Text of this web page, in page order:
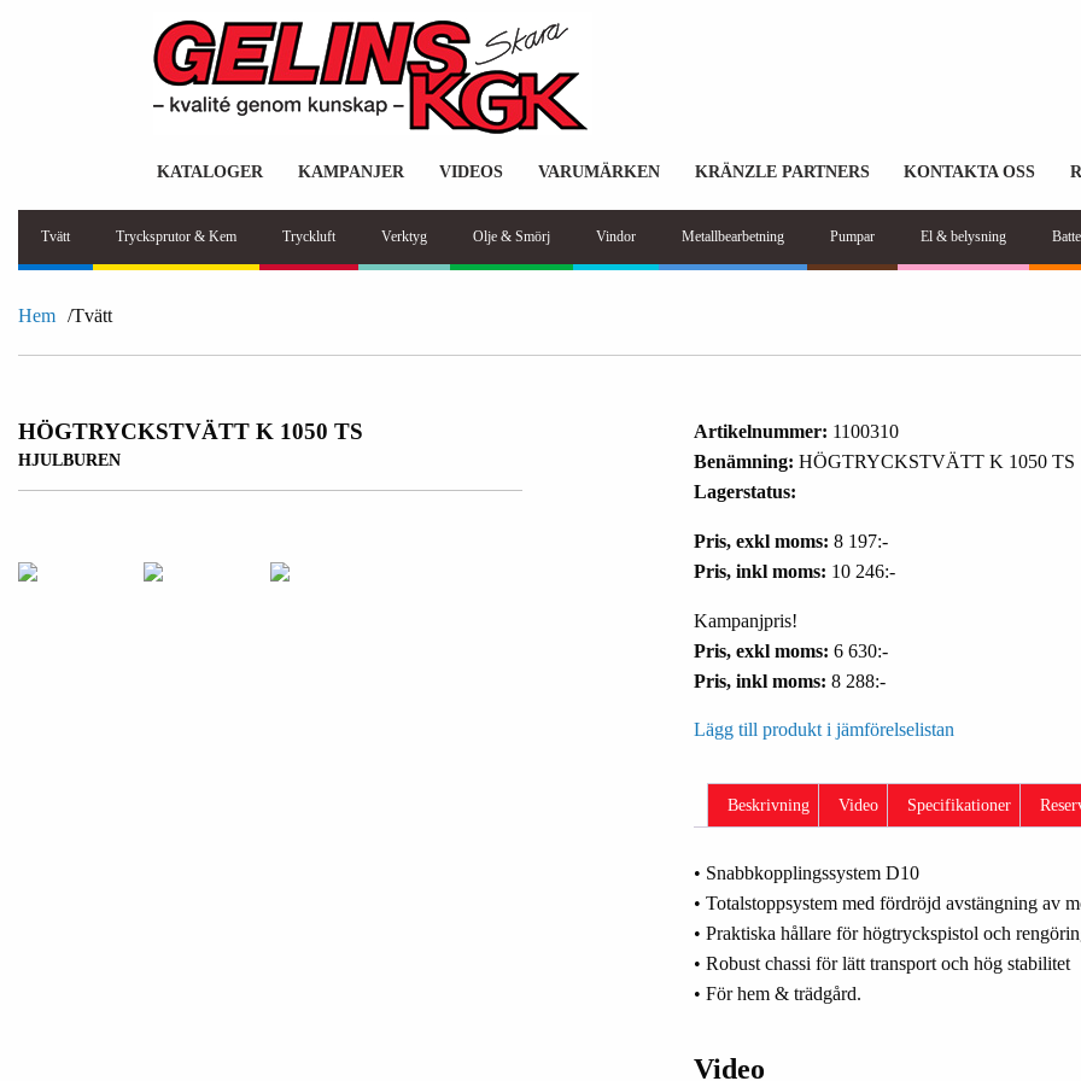
KATALOGER KAMPANJER VIDEOS VARUMÄRKEN KRÄNZLE PARTNERS KONTAKTA OSS
Tvätt Trycksprutor & Kem Tryckluft Verktyg Olje & Smörj Vindor Metallbearbetning Pumpar El & belysning
Hem Tvätt
HÖGTRYCKSTVÄTT K 1050 TS
HJULBUREN
Artikelnummer: 1100310
Benämning: HÖGTRYCKSTVÄTT K 1050 TS
Lagerstatus:
Pris, exkl moms: 8 197:-
Pris, inkl moms: 10 246:-
Kampanjpris!
Pris, exkl moms: 6 630:-
Pris, inkl moms: 8 288:-
Lägg till produkt i jämförelselistan
Beskrivning Video Specifikationer
• Snabbkopplingssystem D10
• Totalstoppsystem med fördröjd avstängning av
• Praktiska hållare för högtryckspistol och
• Robust chassi för lätt transport och hög stabilitet
• För hem & trädgård.
Video